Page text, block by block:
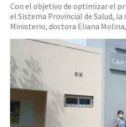
Con el objetivo de optimizar el
el Sistema Provincial de Salud, la
Ministerio, doctora Eliana